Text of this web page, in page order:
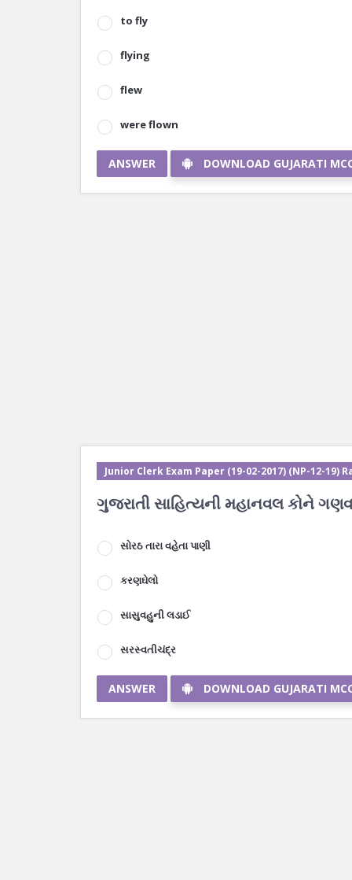
to fly
flying
flew
were flown
ANSWER DOWNLOAD GUJARATI
Junior Clerk Exam Paper (19-02-2017) (NP-12-19)
ગુજરાતી સાહિત્યની મહાનવલ કોને
સોરઠ તારા વહેતા પાણી
કરણઘેલો
સાસુવહુની લડાઈ
સરસ્વતીચંદ્ર
ANSWER DOWNLOAD GUJARATI